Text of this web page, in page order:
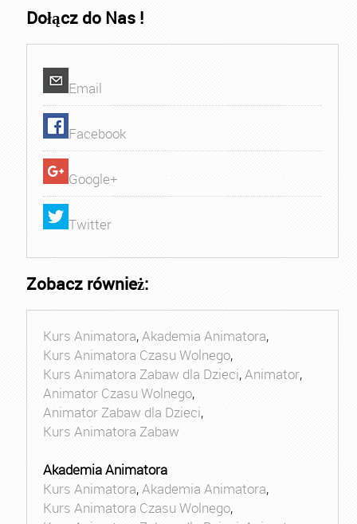
Dołącz do Nas !
Email
Facebook
Google+
Twitter
Zobacz również:
Kurs Animatora,Akademia Animatora,
Kurs Animatora Czasu Wolnego,
Kurs Animatora Zabaw dla Dzieci,Animator,
Animator Czasu Wolnego,
Animator Zabaw dla Dzieci,
Kurs Animatora Zabaw
Akademia Animatora
Kurs Animatora,Akademia Animatora,
Kurs Animatora Czasu Wolnego,